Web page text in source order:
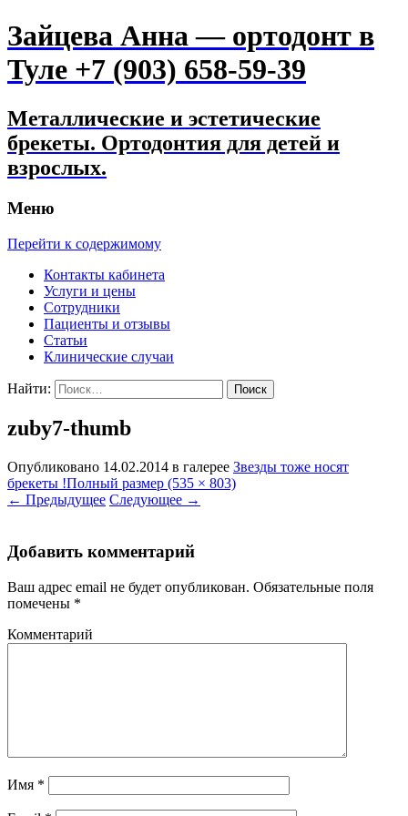
Зайцева Анна — ортодонт в
Туле +7 (903) 658-59-39
Металлические и эстетические
брекеты. Ортодонтия для детей и
взрослых.
Меню
Перейти к содержимому
Контакты кабинета
Услуги и цены
Сотрудники
Пациенты и отзывы
Статьи
Клинические случаи
Найти:
zuby7-thumb
Опубликовано 14.02.2014 в галерее Звезды тоже носят
брекеты !Полный размер (535 × 803)
← Предыдущее Следующее →
Добавить комментарий
Ваш адрес email не будет опубликован. Обязательные поля
помечены *
Комментарий
Имя *